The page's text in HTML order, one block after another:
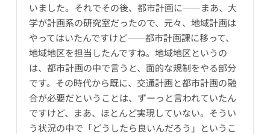
いました。それでその後、都市計画に――まあ、大
学が計画系の研究室だったので、元々、地域計画は
やってはいたんですけど――都市計画課に移って、
地域地区を担当したんですね。地域地区というの
は、都市計画の中で言うと、面的な規制をやる部分
です。その時代から既に、交通計画と都市計画の融
合が必要だということは、ずーっと言われていたん
ですけど、まあ、ほとんど実現していない。そうい
う状況の中で「どうしたら良いんだろう」というこ